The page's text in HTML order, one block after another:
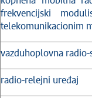
frekvencijski
telekomunikacionim
vazduhoplovna radio-
radio-relejni uređaj